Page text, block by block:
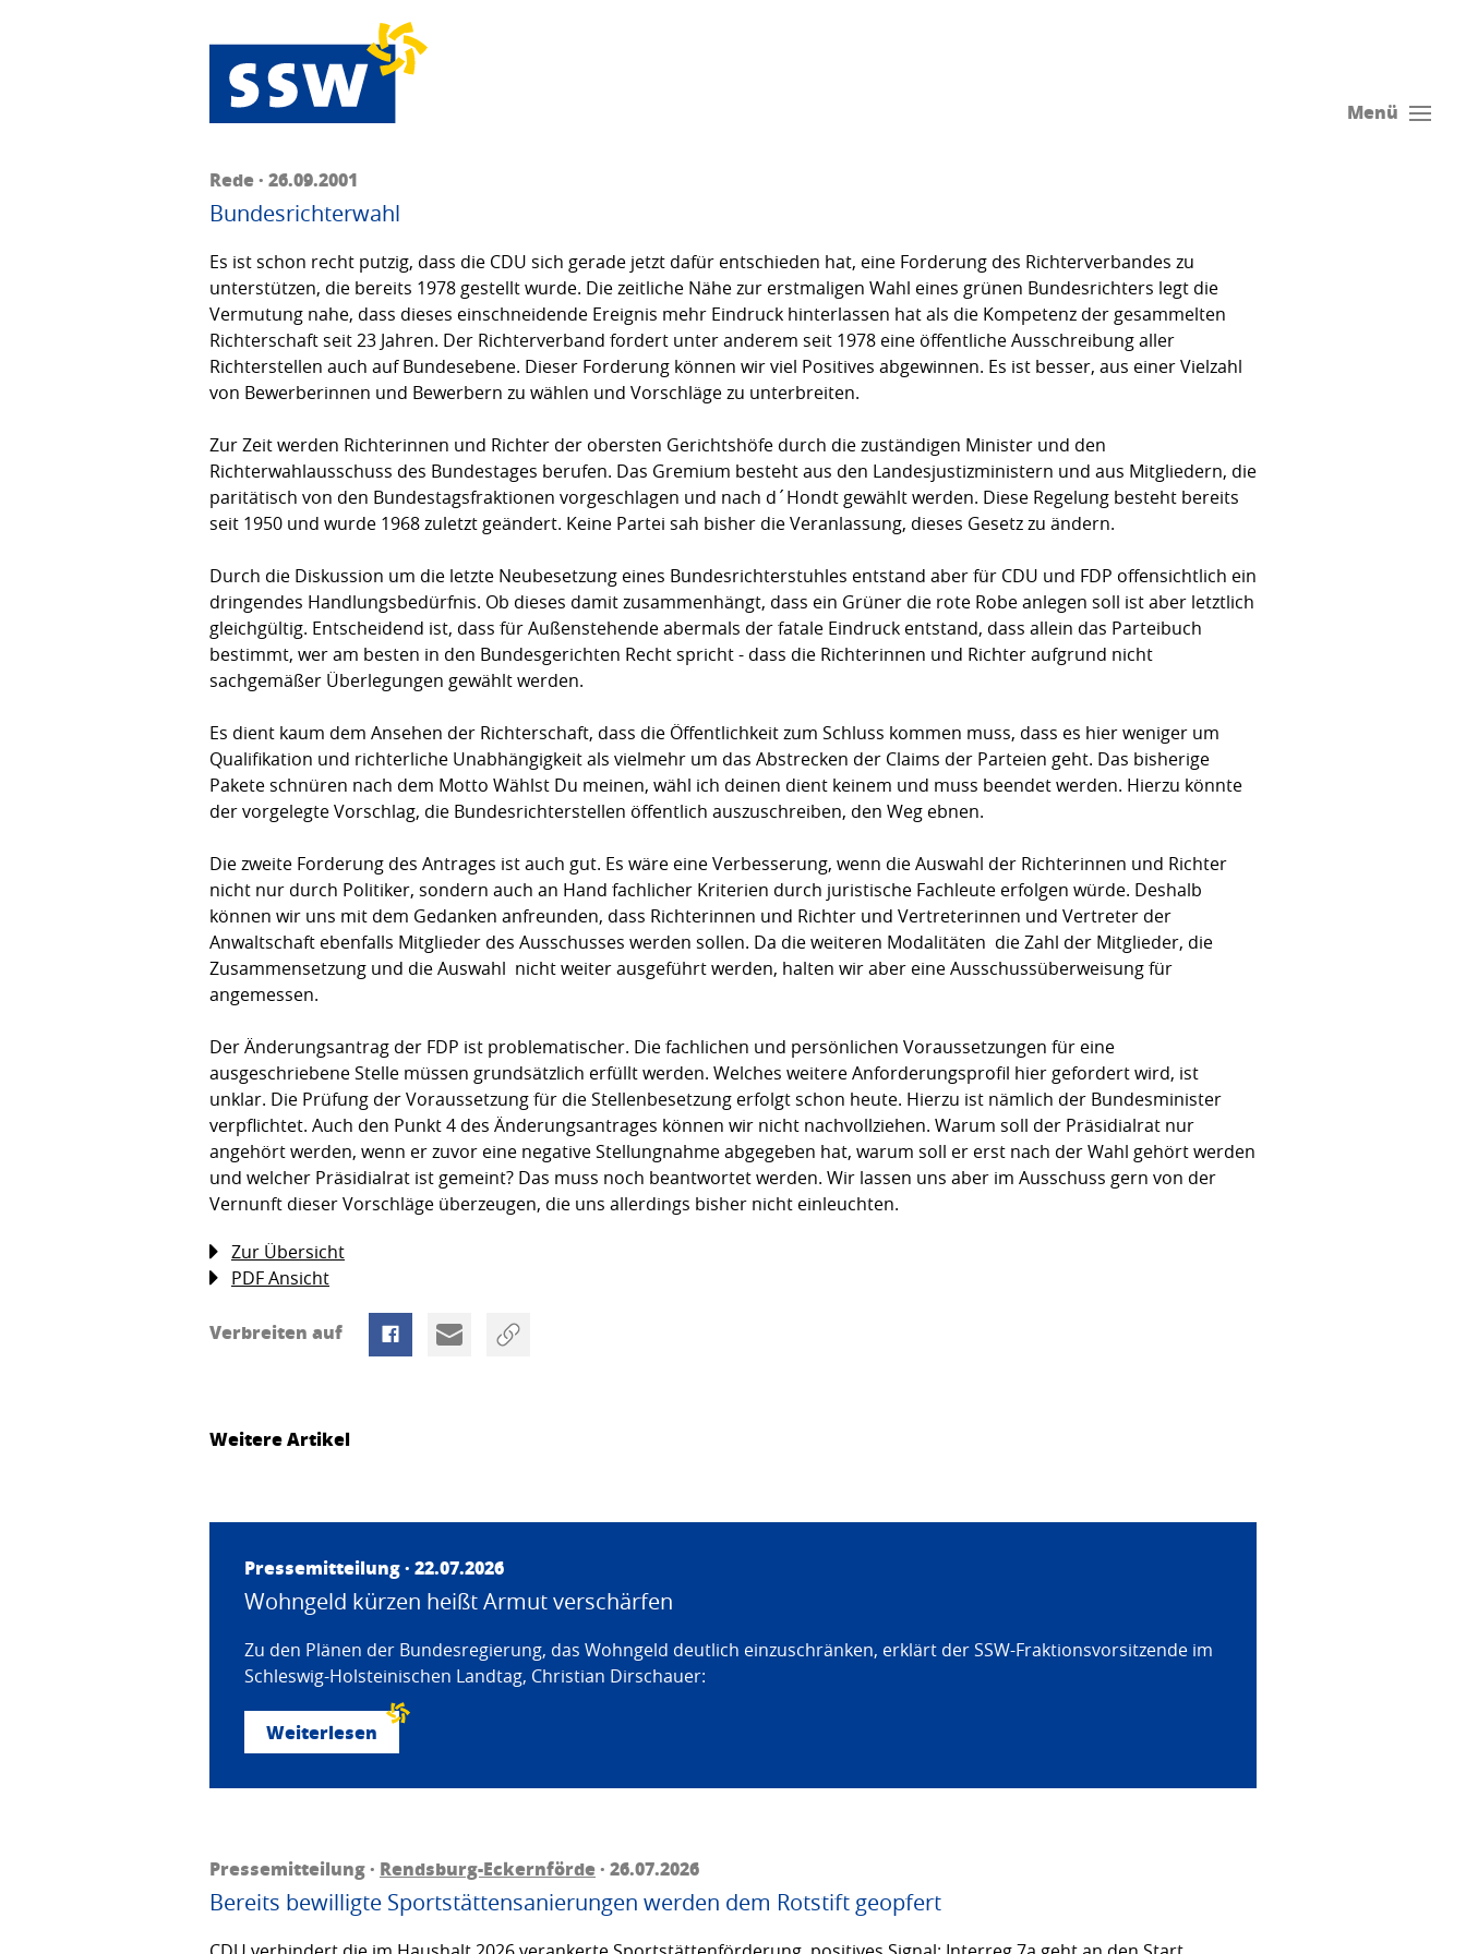
Menü
Rede · 26.09.2001
Bundesrichterwahl
Es ist schon recht putzig, dass die CDU sich gerade jetzt dafür entschieden hat, eine Forderung des Richterverbandes zu
unterstützen, die bereits 1978 gestellt wurde. Die zeitliche Nähe zur erstmaligen Wahl eines grünen Bundesrichters legt die
Vermutung nahe, dass dieses einschneidende Ereignis mehr Eindruck hinterlassen hat als die Kompetenz der gesammelten
Richterschaft seit 23 Jahren. Der Richterverband fordert unter anderem seit 1978 eine öffentliche Ausschreibung aller
Richterstellen auch auf Bundesebene. Dieser Forderung können wir viel Positives abgewinnen. Es ist besser, aus einer Vielzahl
von Bewerberinnen und Bewerbern zu wählen und Vorschläge zu unterbreiten.
Zur Zeit werden Richterinnen und Richter der obersten Gerichtshöfe durch die zustän­digen Minister und den
Richterwahlausschuss des Bundestages berufen. Das Gremium besteht aus den Landesjustizministern und aus Mitgliedern, die
paritätisch von den Bundestagsfraktionen vorgeschlagen und nach d´Hondt gewählt werden. Diese Regelung besteht bereits
seit 1950 und wurde 1968 zuletzt geändert. Keine Partei sah bisher die Veranlassung, dieses Gesetz zu ändern.
Durch die Diskussion um die letzte Neubesetzung eines Bundesrichterstuhles entstand aber für CDU und FDP offensichtlich ein
dringendes Handlungsbedürfnis. Ob dieses damit zusammenhängt, dass ein Grüner die rote Robe anlegen soll ist aber letztlich
gleichgültig. Entscheidend ist, dass für Außenstehende abermals der fatale Eindruck entstand, dass allein das Parteibuch
bestimmt, wer am besten in den Bundesgerichten Recht spricht - dass die Richterinnen und Richter aufgrund nicht
sachgemäßer Überlegungen gewählt werden.
Es dient kaum dem Ansehen der Richterschaft, dass die Öffentlichkeit zum Schluss kommen muss, dass es hier weniger um
Qualifikation und richterliche Unabhängigkeit als vielmehr um das Abstrecken der Claims der Parteien geht. Das bisherige
Pakete schnüren nach dem Motto Wählst Du meinen, wähl ich deinen dient keinem und muss beendet werden. Hierzu könnte
der vorgelegte Vorschlag, die Bundesrichterstellen öffentlich auszuschreiben, den Weg ebnen.
Die zweite Forderung des Antrages ist auch gut. Es wäre eine Verbesserung, wenn die Auswahl der Richterinnen und Richter
nicht nur durch Politiker, sondern auch an Hand fachlicher Kriterien durch juristische Fachleute erfolgen würde. Deshalb
können wir uns mit dem Gedanken anfreunden, dass Richterinnen und Richter und Vertreterinnen und Vertreter der
Anwaltschaft ebenfalls Mitglieder des Ausschusses werden sollen. Da die weiteren Modalitäten  die Zahl der Mitglieder, die
Zusammensetzung und die Auswahl  nicht weiter ausgeführt werden, halten wir aber eine Ausschussüberweisung für
angemessen.
Der Änderungsantrag der FDP ist problematischer. Die fachlichen und persönlichen Voraussetzun­gen für eine
ausgeschriebene Stelle müssen grundsätzlich erfüllt werden. Welches weitere Anfor­derungsprofil hier gefordert wird, ist
unklar. Die Prüfung der Voraussetzung für die Stellenbesetzung erfolgt schon heute. Hierzu ist nämlich der Bundesminister
verpflichtet. Auch den Punkt 4 des Änderungsantrages können wir nicht nachvollziehen. Warum soll der Präsidialrat nur
angehört werden, wenn er zuvor eine negative Stellungnahme abgegeben hat, warum soll er erst nach der Wahl gehört werden
und welcher Präsidialrat ist gemeint? Das muss noch beantwortet werden. Wir lassen uns aber im Ausschuss gern von der
Vernunft dieser Vorschläge überzeugen, die uns allerdings bisher nicht einleuchten.
Zur Übersicht
PDF Ansicht
Verbreiten auf
Weitere Artikel
Pressemitteilung · 22.07.2026
Wohngeld kürzen heißt Armut verschärfen
Zu den Plänen der Bundesregierung, das Wohngeld deutlich einzuschränken, erklärt der SSW-Fraktionsvorsitzende im
Schleswig-Holsteinischen Landtag, Christian Dirschauer:
Weiterlesen
Pressemitteilung · Rendsburg-Eckernförde· 26.07.2026
Bereits bewilligte Sportstättensanierungen werden dem Rotstift geopfert